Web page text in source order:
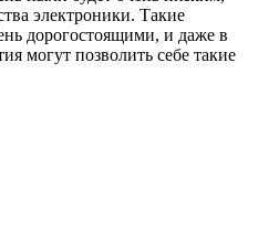
электроники. Такие
дорогостоящими, и даже в
могут позволить себе такие